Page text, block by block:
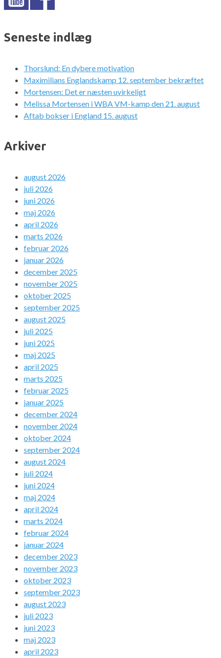
Seneste indlæg
Thorslund: En dybere motivation
Maximilians Englandskamp 12. september bekræftet
Mortensen: Det er næsten uvirkeligt
Melissa Mortensen i WBA VM-kamp den 21. august
Aftab bokser i England 15. august
Arkiver
august 2026
juli 2026
juni 2026
maj 2026
april 2026
marts 2026
februar 2026
januar 2026
december 2025
november 2025
oktober 2025
september 2025
august 2025
juli 2025
juni 2025
maj 2025
april 2025
marts 2025
februar 2025
januar 2025
december 2024
november 2024
oktober 2024
september 2024
august 2024
juli 2024
juni 2024
maj 2024
april 2024
marts 2024
februar 2024
januar 2024
december 2023
november 2023
oktober 2023
september 2023
august 2023
juli 2023
juni 2023
maj 2023
april 2023